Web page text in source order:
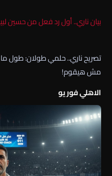
بيان ناري.. أول رد فعل من حسين
تصريح ناري.. حلمي طولان: طول ما
مش هيقوم!
الاهلي فور يو